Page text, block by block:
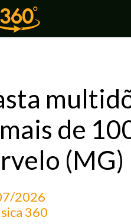
de
(MG)
2026
360